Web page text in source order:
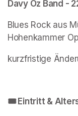
Davy Oz Band -
Blues Rock aus
Hohenkammer
kurzfristige
🎟️ Eintritt &